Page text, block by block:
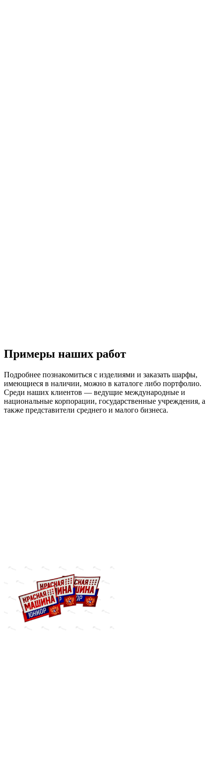
Примеры наших работ
Подробнее познакомиться с изделиями и заказать шарфы,
имеющиеся в наличии, можно в каталоге либо портфолио.
Среди наших клиентов — ведущие международные и
национальные корпорации, государственные учреждения, а
также представители среднего и малого бизнеса.